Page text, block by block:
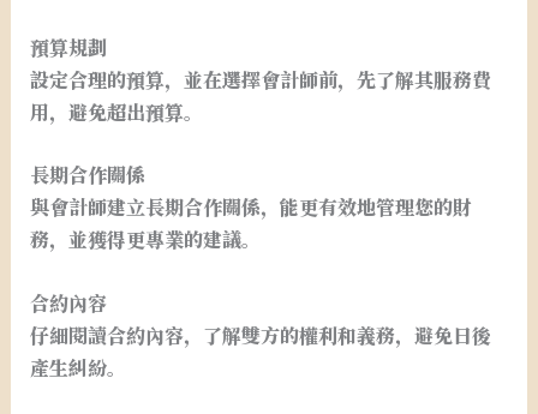
預算規劃
設定合理的預算，並在選擇會計師前，先了解其服務費
用，避免超出預算。
長期合作關係
與會計師建立長期合作關係，能更有效地管理您的財
務，並獲得更專業的建議。
合約內容
仔細閱讀合約內容，了解雙方的權利和義務，避免日後
產生糾紛。